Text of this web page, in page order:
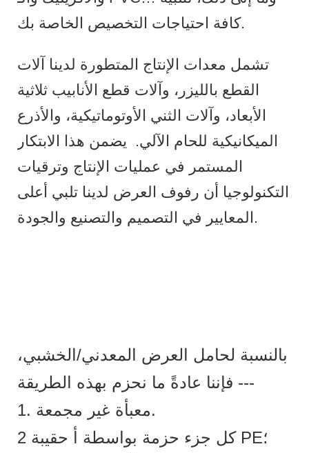
كافة احتياجات التخصيص الخاصة بك.
تشمل معدات الإنتاج المتطورة لدينا آلات
القطع بالليزر، وآلات قطع الأنابيب ثلاثية
الأبعاد، وآلات الثني الأوتوماتيكية، والأذرع
الميكانيكية للحام الآلي. يضمن هذا الابتكار
المستمر في عمليات الإنتاج وترقيات
التكنولوجيا أن رفوف العرض لدينا تلبي أعلى
المعايير في التصميم والتصنيع والجودة.
بالنسبة لحامل العرض المعدني/الخشبي،
فإننا عادةً ما نحزم بهذه الطريقة ---
1. معبأة غير مجمعة.